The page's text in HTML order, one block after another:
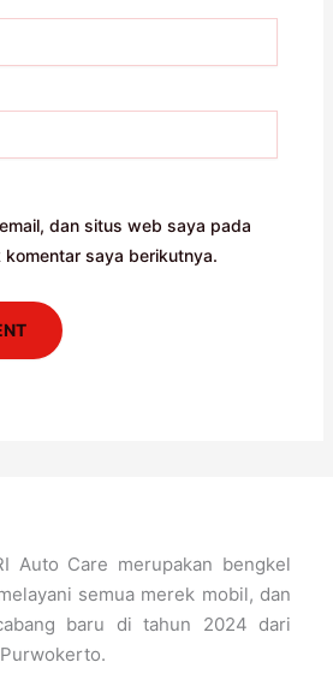
dan situs web saya pada
komentar saya berikutnya.
Auto Care merupakan bengkel
semua merek mobil, dan
baru di tahun 2024 dari